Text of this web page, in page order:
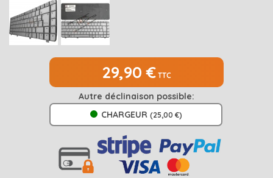
SAMSUNG
SONY
29,90 € TTC
Autre déclinaison possible:
CHARGEUR (25,00 €)